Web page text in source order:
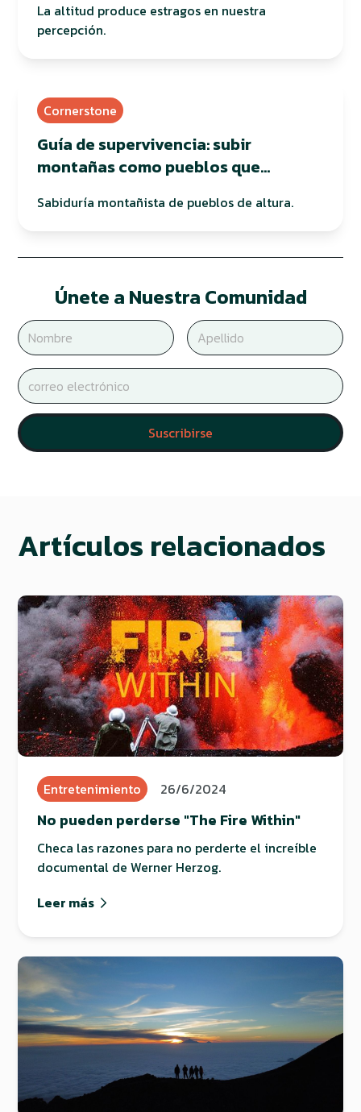
La altitud produce estragos en nuestra
percepción.
Cornerstone
Guía de supervivencia: subir
montañas como pueblos que
Sabiduría montañista de pueblos de altura.
Únete a Nuestra Comunidad
Artículos relacionados
Entretenimiento 26/6/2024
No pueden perderse "The Fire Within"
Checa las razones para no perderte el increíble
documental de Werner Herzog.
Leer más